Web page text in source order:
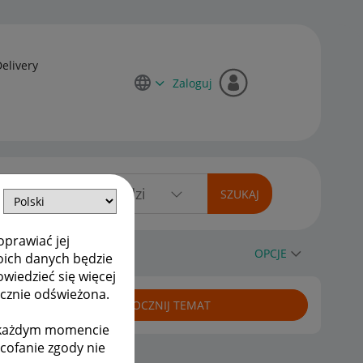
jej
danych będzie
się więcej
odświeżona.
momencie
zgody nie
Zaloguj
OPCJE
ROZPOCZNIJ TEMAT